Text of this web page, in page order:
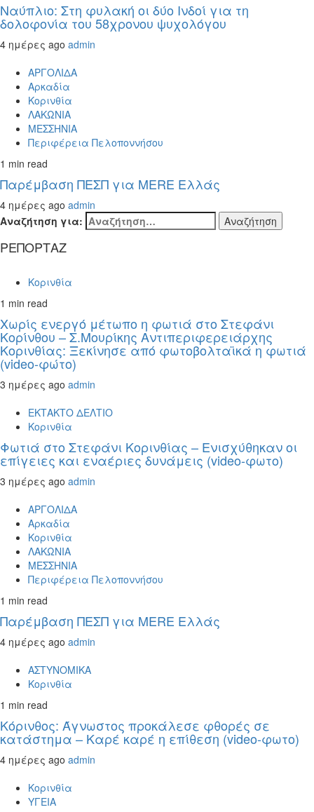
Ναύπλιο: Στη φυλακή οι δύο Ινδοί για τη
δολοφονία του 58χρονου ψυχολόγου
4 ημέρες ago admin
ΑΡΓΟΛΙΔΑ
Αρκαδία
Κορινθία
ΛΑΚΩΝΙΑ
ΜΕΣΣΗΝΙΑ
Περιφέρεια Πελοποννήσου
1 min read
Παρέμβαση ΠΕΣΠ για MERE Ελλάς
4 ημέρες ago admin
Αναζήτηση για:
ΡΕΠΟΡΤΑΖ
Κορινθία
1 min read
Χωρίς ενεργό μέτωπο η φωτιά στο Στεφάνι
Κορίνθου – Σ.Μουρίκης Αντιπεριφερειάρχης
Κορινθίας: Ξεκίνησε από φωτοβολταϊκά η φωτιά
(video-φώτο)
3 ημέρες ago admin
ΕΚΤΑΚΤΟ ΔΕΛΤΙΟ
Κορινθία
Φωτιά στο Στεφάνι Κορινθίας – Ενισχύθηκαν οι
επίγειες και εναέριες δυνάμεις (video-φωτο)
3 ημέρες ago admin
ΑΡΓΟΛΙΔΑ
Αρκαδία
Κορινθία
ΛΑΚΩΝΙΑ
ΜΕΣΣΗΝΙΑ
Περιφέρεια Πελοποννήσου
1 min read
Παρέμβαση ΠΕΣΠ για MERE Ελλάς
4 ημέρες ago admin
ΑΣΤΥΝΟΜΙΚΑ
Κορινθία
1 min read
Κόρινθος: Άγνωστος προκάλεσε φθορές σε
κατάστημα – Καρέ καρέ η επίθεση (video-φωτο)
4 ημέρες ago admin
Κορινθία
ΥΓΕΙΑ